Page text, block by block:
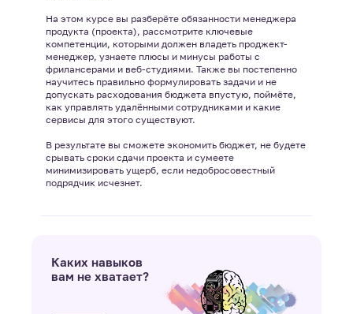
На этом курсе вы разберёте обязанности менеджера
продукта (проекта), рассмотрите ключевые
компетенции, которыми должен владеть проджект-
менеджер, узнаете плюсы и минусы работы с
фрилансерами и веб-студиями. Также вы постепенно
научитесь правильно формулировать задачи и не
допускать расходования бюджета впустую, поймёте,
как управлять удалёнными сотрудниками и какие
сервисы для этого существуют.
В результате вы сможете экономить бюджет, не будете
срывать сроки сдачи проекта и сумеете
минимизировать ущерб, если недобросовестный
Каких навыков
вам не хватает?